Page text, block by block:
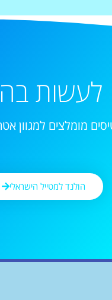
מומלצים למגוון
הולנד למטייל הישראלי